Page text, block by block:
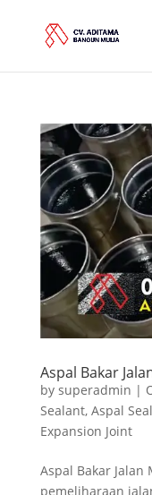
Aspal Bakar
by superadmin |
Sealant, Aspal
Expansion Joint
Aspal Bakar
pemeliharaan